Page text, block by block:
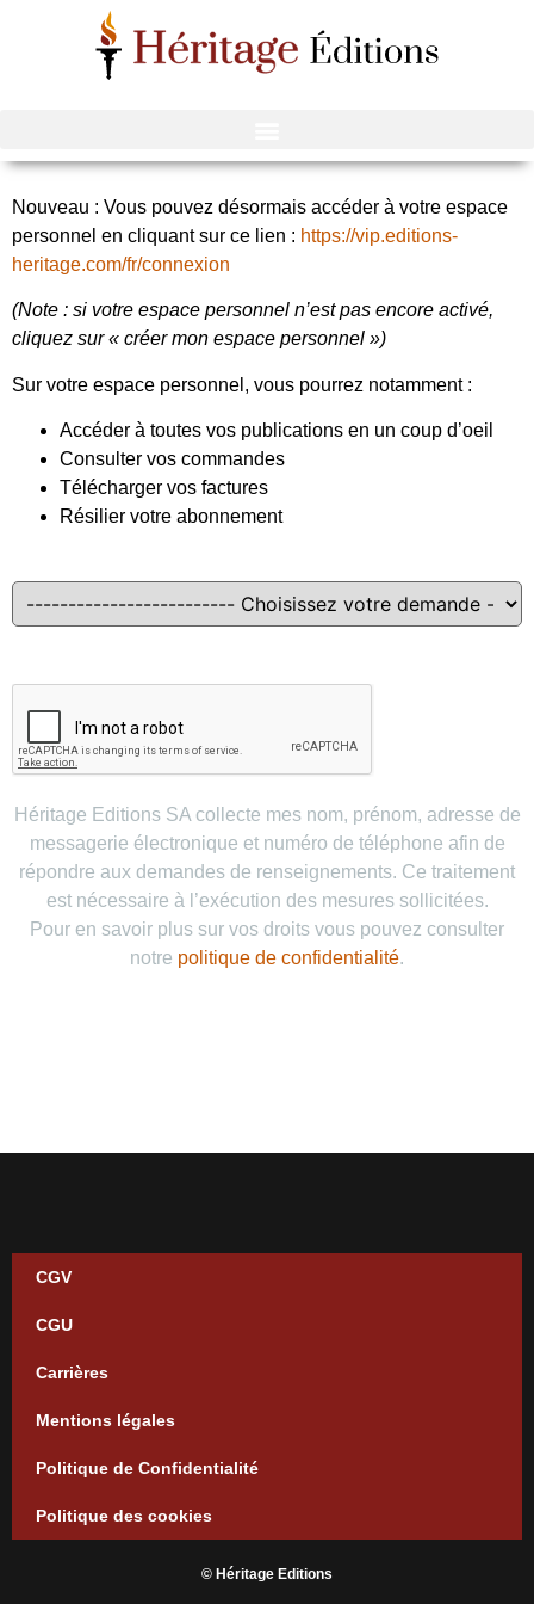
Contactez notre
Nouveau : Vous pouvez désormais accéder à votre espace
personnel en cliquant sur ce lien : https://vip.editions-
heritage.com/fr/connexion
(Note : si votre espace personnel n’est pas encore activé,
cliquez sur « créer mon espace personnel »)
Sur votre espace personnel, vous pourrez notamment :
Accéder à toutes vos publications en un coup d’oeil
Consulter vos commandes
Télécharger vos factures
Résilier votre abonnement
Héritage Editions SA collecte mes nom, prénom, adresse de
messagerie électronique et numéro de téléphone afin de
répondre aux demandes de renseignements. Ce traitement
est nécessaire à l’exécution des mesures sollicitées.
Pour en savoir plus sur vos droits vous pouvez consulter
notre politique de confidentialité.
CGV
CGU
Carrières
Mentions légales
Politique de Confidentialité
Politique des cookies
© Héritage Editions